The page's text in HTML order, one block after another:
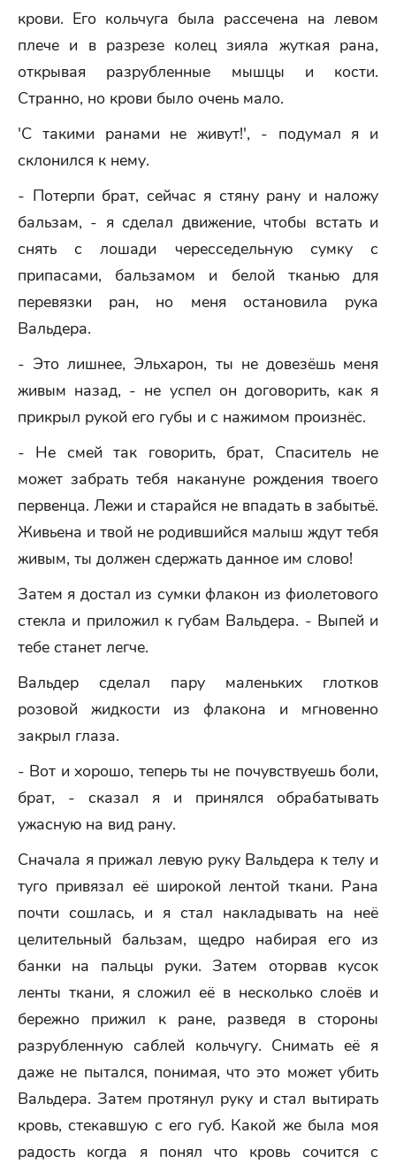
крови. Его кольчуга была рассечена на левом
плече и в разрезе колец зияла жуткая рана,
открывая разрубленные мышцы и кости.
Странно, но крови было очень мало.
'С такими ранами не живут!', - подумал я и
склонился к нему.
- Потерпи брат, сейчас я стяну рану и наложу
бальзам, - я сделал движение, чтобы встать и
снять с лошади чересседельную сумку с
припасами, бальзамом и белой тканью для
перевязки ран, но меня остановила рука
Вальдера.
- Это лишнее, Эльхарон, ты не довезёшь меня
живым назад, - не успел он договорить, как я
прикрыл рукой его губы и с нажимом произнёс.
- Не смей так говорить, брат, Спаситель не
может забрать тебя накануне рождения твоего
первенца. Лежи и старайся не впадать в забытьё.
Живьена и твой не родившийся малыш ждут тебя
живым, ты должен сдержать данное им слово!
Затем я достал из сумки флакон из фиолетового
стекла и приложил к губам Вальдера. - Выпей и
тебе станет легче.
Вальдер сделал пару маленьких глотков
розовой жидкости из флакона и мгновенно
закрыл глаза.
- Вот и хорошо, теперь ты не почувствуешь боли,
брат, - сказал я и принялся обрабатывать
ужасную на вид рану.
Сначала я прижал левую руку Вальдера к телу и
туго привязал её широкой лентой ткани. Рана
почти сошлась, и я стал накладывать на неё
целительный бальзам, щедро набирая его из
банки на пальцы руки. Затем оторвав кусок
ленты ткани, я сложил её в несколько слоёв и
бережно прижил к ране, разведя в стороны
разрубленную саблей кольчугу. Снимать её я
даже не пытался, понимая, что это может убить
Вальдера. Затем протянул руку и стал вытирать
кровь, стекавшую с его губ. Какой же была моя
радость когда я понял что кровь сочится с